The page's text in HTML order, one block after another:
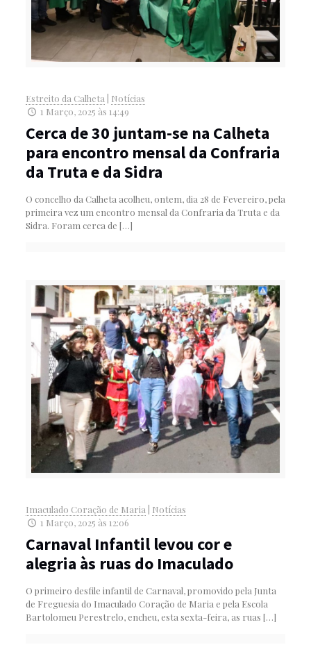
Estreito da Calheta
Notícias
1 Março, 2025 às 14:49
Cerca de 30 juntam-se na Calheta
para encontro mensal da Confraria
da Truta e da Sidra
O concelho da Calheta acolheu, ontem, dia 28 de Fevereiro, pela
primeira vez um encontro mensal da Confraria da Truta e da
Sidra. Foram cerca de […]
Imaculado Coração de Maria| Notícias
1 Março, 2025 às 12:06
Carnaval Infantil levou cor e
alegria às ruas do Imaculado
O primeiro desfile infantil de Carnaval, promovido pela Junta
de Freguesia do Imaculado Coração de Maria e pela Escola
Bartolomeu Perestrelo, encheu, esta sexta-feira, as ruas […]